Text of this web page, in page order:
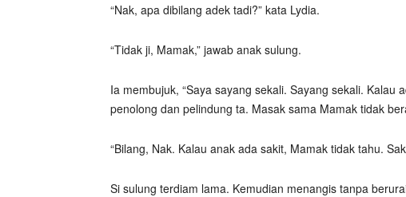
“Nak, apa dibilang adek tadi?” kata Lydia.
“Tidak ji, Mamak,” jawab anak sulung.
Ia membujuk, “Saya sayang sekali. Sayang sekali.
penolong dan pelindung ta. Masak sama Mamak tidak
“Bilang, Nak. Kalau anak ada sakit, Mamak tidak tahu.
Si sulung terdiam lama. Kemudian menangis tanpa